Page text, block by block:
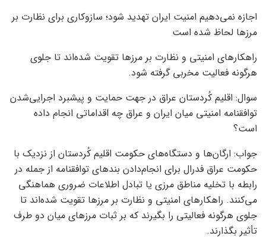
اجازه نمی‌دهیم امنیت ایران تهدید شود؛ سازوکاری برای نظارت بر
مرزها لحاظ شده است
راهکارهای امنیتی و نظارت بر مرزها تقویت شده‌اند تا جلوی
هرگونه فعالیت مخربی گرفته شود.
سوال: اقلیم کُردستان عراق در جهت حمایت و پیشبرد اجرایی‌شدن
توافقنامه امنیتی میان ایران و عراق چه اقداماتی انجام داده
است؟
جواب: ارگان‌ها و دستگاه‌های حکومت اقلیم کُردستان از نزدیک با
حکومت عراق فدرال برای انجام‌دادن بندهای توافقنامه از جمله در
رابطه با تخلیه مناطق مرزی یا تبادل اطلاعات ضروری هماهنگی
می‌کنند. راهکارهای امنیتی و نظارت بر مرزها تقویت شده‌اند تا
جلوی هرگونه فعالیتی را بگیرند که بر ثبات مرزهای میان دو طرف
تأثیر بگذارند.